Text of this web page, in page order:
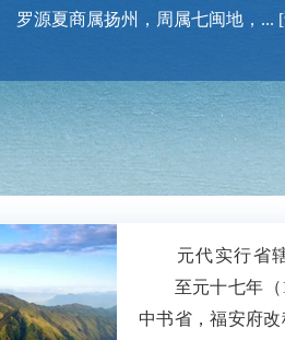
源夏商属扬州，周属七闽地，...
元代实行省辖
至元十七年（
中书省，福安府